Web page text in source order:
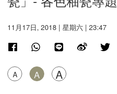
11月17日, 2018 | 星期六 | 23:47
A A A